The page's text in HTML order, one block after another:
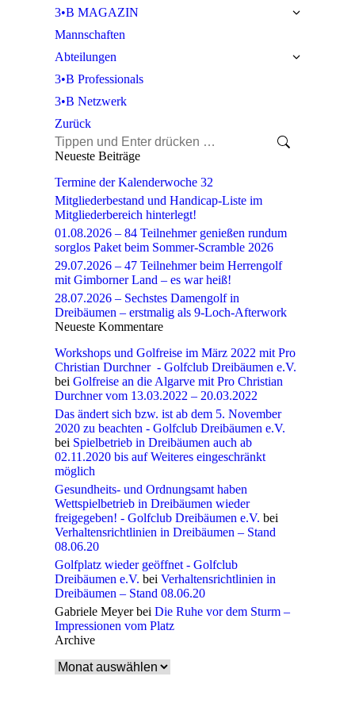
3•B MAGAZIN
Mannschaften
Abteilungen
3•B Professionals
3•B Netzwerk
Zurück
Search:
Neueste Beiträge
Termine der Kalenderwoche 32
Mitgliederbestand und Handicap-Liste im
Mitgliederbereich hinterlegt!
01.08.2026 – 84 Teilnehmer genießen rundum
sorglos Paket beim Sommer-Scramble 2026
29.07.2026 – 47 Teilnehmer beim Herrengolf
mit Gimborner Land – es war heiß!
28.07.2026 – Sechstes Damengolf in
Dreibäumen – erstmalig als 9-Loch-Afterwork
Neueste Kommentare
Workshops und Golfreise im März 2022 mit Pro
Christian Durchner - Golfclub Dreibäumen e.V.
bei Golfreise an die Algarve mit Pro Christian
Durchner vom 13.03.2022 – 20.03.2022
Das ändert sich bzw. ist ab dem 5. November
2020 zu beachten - Golfclub Dreibäumen e.V.
bei Spielbetrieb in Dreibäumen auch ab
02.11.2020 bis auf Weiteres eingeschränkt
möglich
Gesundheits- und Ordnungsamt haben
Wettspielbetrieb in Dreibäumen wieder
freigegeben! - Golfclub Dreibäumen e.V. bei
Verhaltensrichtlinien in Dreibäumen – Stand
08.06.20
Golfplatz wieder geöffnet - Golfclub
Dreibäumen e.V. bei Verhaltensrichtlinien in
Dreibäumen – Stand 08.06.20
Gabriele Meyerbei Die Ruhe vor dem Sturm –
Impressionen vom Platz
Archive
Archive